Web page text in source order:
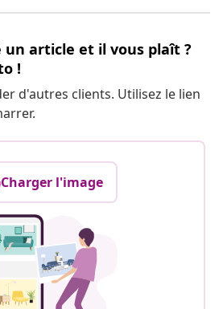
un article et il vous plaît ?
!
d'autres clients. Utilisez le lien
Charger l'image